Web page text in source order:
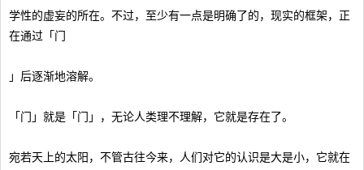
学性的虚妄的所在。不过，至少有一点是明确了的，现实的框架，正
在通过「门
」后逐渐地溶解。
「门」就是「门」，无论人类理不理解，它就是存在了。
宛若天上的太阳，不管古往今来，人们对它的认识是大是小，它就在